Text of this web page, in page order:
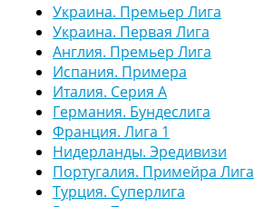
Украина. Премьер Лига
Украина. Первая Лига
Англия. Премьер Лига
Испания. Примера
Италия. Серия А
Германия. Бундеслига
Франция. Лига 1
Нидерланды. Эредивизи
Португалия. Примейра Лига
Турция. Суперлига